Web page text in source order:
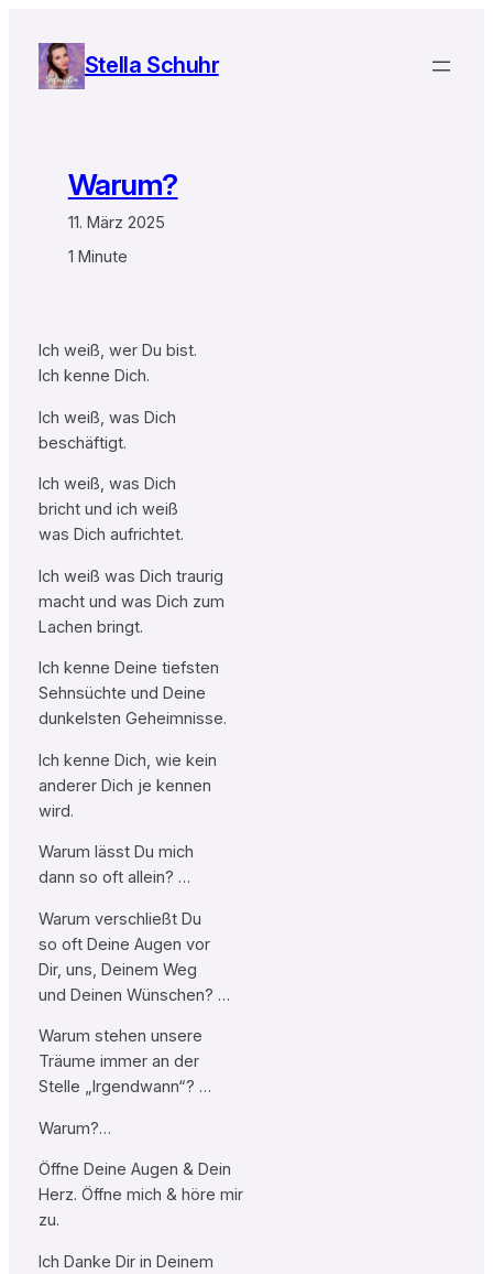
Inhalt
springen
Stella Schuhr
Warum?
11. März 2025
1 Minute
Ich weiß, wer Du bist.
Ich kenne Dich.
Ich weiß, was Dich
beschäftigt.
Ich weiß, was Dich
bricht und ich weiß
was Dich aufrichtet.
Ich weiß was Dich traurig
macht und was Dich zum
Lachen bringt.
Ich kenne Deine tiefsten
Sehnsüchte und Deine
dunkelsten Geheimnisse.
Ich kenne Dich, wie kein
anderer Dich je kennen
wird.
Warum lässt Du mich
dann so oft allein? …
Warum verschließt Du
so oft Deine Augen vor
Dir, uns, Deinem Weg
und Deinen Wünschen? …
Warum stehen unsere
Träume immer an der
Stelle „Irgendwann“? …
Warum?…
Öffne Deine Augen & Dein
Herz. Öffne mich & höre mir
zu.
Ich Danke Dir in Deinem